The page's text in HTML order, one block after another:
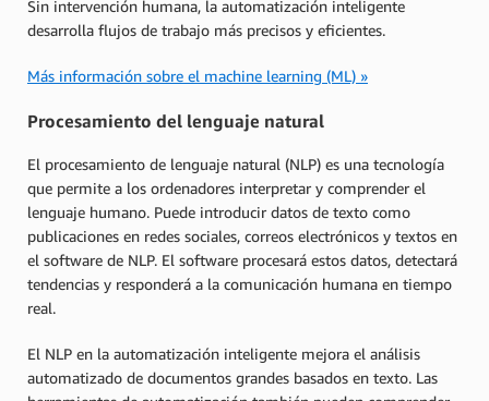
Sin intervención humana, la automatización inteligente
desarrolla flujos de trabajo más precisos y eficientes.
Más información sobre el machine learning (ML) »
Procesamiento del lenguaje natural
El procesamiento de lenguaje natural (NLP) es una tecnología
que permite a los ordenadores interpretar y comprender el
lenguaje humano. Puede introducir datos de texto como
publicaciones en redes sociales, correos electrónicos y textos en
el software de NLP. El software procesará estos datos, detectará
tendencias y responderá a la comunicación humana en tiempo
real.
El NLP en la automatización inteligente mejora el análisis
automatizado de documentos grandes basados en texto. Las